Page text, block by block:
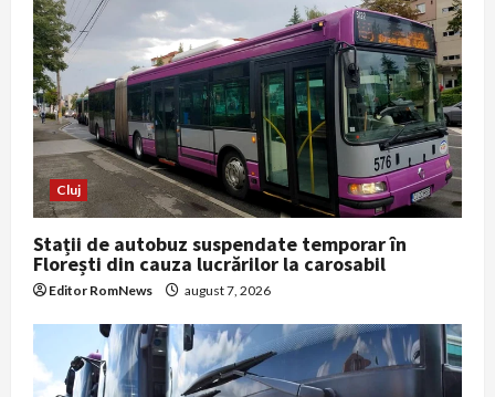
g
a
t
i
o
n
Cluj
Stații de autobuz suspendate temporar în
Florești din cauza lucrărilor la carosabil
Editor RomNews august 7, 2026